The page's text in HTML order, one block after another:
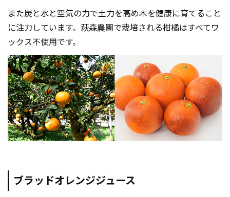
また炭と水と空気の力で土力を高め木を健康に育てること
に注力しています。萩森農園で栽培される柑橘はすべてワ
ックス不使用です。
ブラッドオレンジジュース